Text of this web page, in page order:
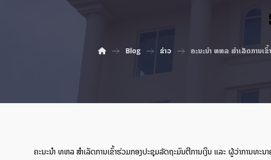
Blog ຂ່າວ ຄະນະນຳ ທຫລ ສຳເລັດການເ
ຄະນະນຳ ທຫລ ສຳເລັດການເຂົ້າຮ່ວມກອງປະຊຸມລັດຖະມົນຕີການເງິນ ແລະ ຜູ້ວ່າການທະ